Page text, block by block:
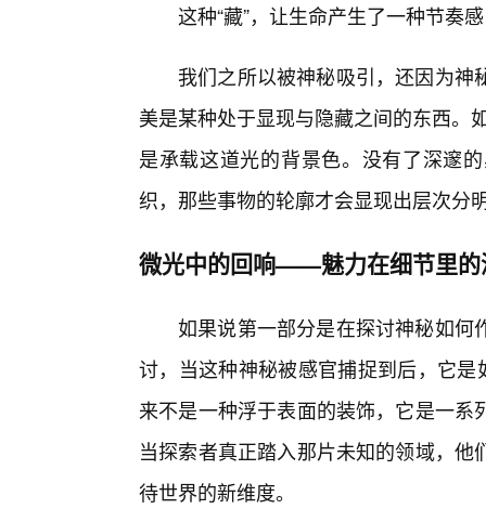
这种“藏”，让生命产生了一种节奏
我们之所以被神秘吸引，还因为
美是某种处于显现与隐藏之间的东西。
是承载这道光的背景色。没有了深邃
织，那些事物的轮廓才会显现出层次分
微光中的回响——魅力在细节里的
如果说第一部分是在探讨神秘如何
讨，当这种神秘被感官捕捉到后，它
来不是一种浮于表面的装饰，它是一
当探索者真正踏入那片未知的领域，
待世界的新维度。